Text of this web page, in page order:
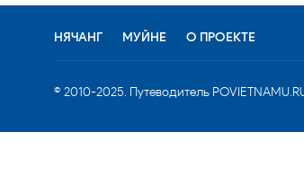
НЯЧАНГ МУЙНЕ О ПРОЕКТЕ
© 2010-2025. Путеводитель